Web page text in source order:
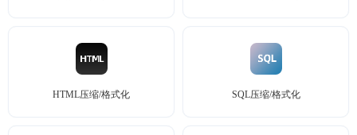
HTML压缩/格式化 SQL压缩/格式化